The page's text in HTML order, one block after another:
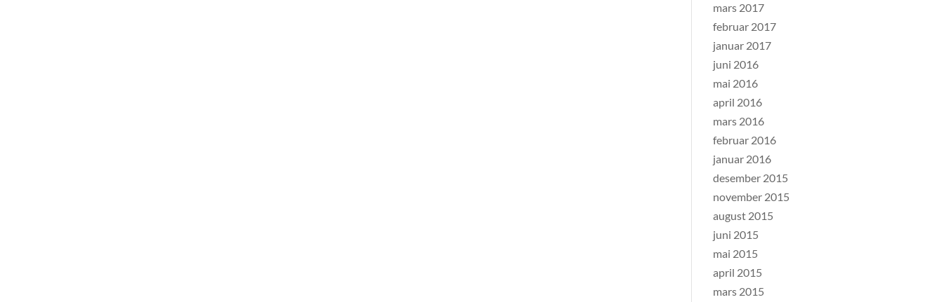
mars 2017
februar 2017
januar 2017
juni 2016
mai 2016
april 2016
mars 2016
februar 2016
januar 2016
desember 2015
november 2015
august 2015
juni 2015
mai 2015
april 2015
mars 2015